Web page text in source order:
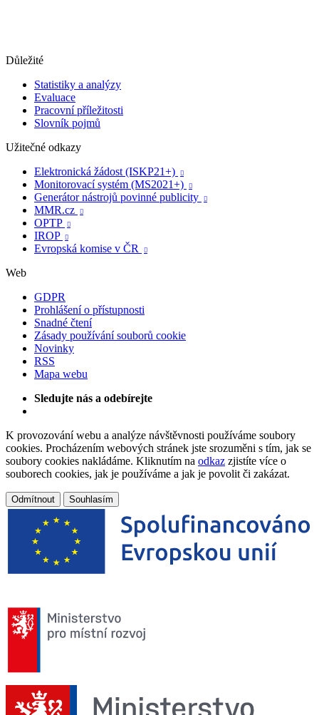
Důležité
Statistiky a analýzy
Evaluace
Pracovní příležitosti
Slovník pojmů
Užitečné odkazy
Elektronická žádost (ISKP21+)

Monitorovací systém (MS2021+) 
Generátor nástrojů povinné publicity 
MMR.cz 
OPTP 
IROP 
Evropská komise v ČR 
Web
GDPR
Prohlášení o přístupnosti
Snadné čtení
Zásady používání souborů cookie
Novinky
RSS
Mapa webu
Sledujte nás a odebírejte
K provozování webu a analýze návštěvnosti používáme soubory
cookies. Procházením webových stránek jste srozuměni s tím, jak se
soubory cookies nakládáme. Kliknutím na odkaz zjistíte více o
souborech cookies, jak je používáme a jak je povolit či zakázat.
Odmítnout Souhlasím